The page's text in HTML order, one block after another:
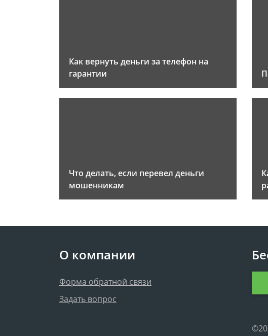
Как вернуть деньги за телефон на
гарантии
Что делать, если перевел деньги
мошенникам
О компании
Форма обратной связи
Задать вопрос